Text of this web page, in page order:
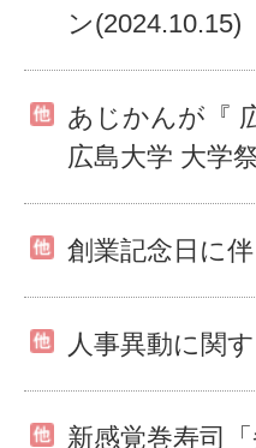
ン(2024.10.15)
あじかんが『
広島大学 大学
創業記念日に
人事異動に関
新感覚巻寿司